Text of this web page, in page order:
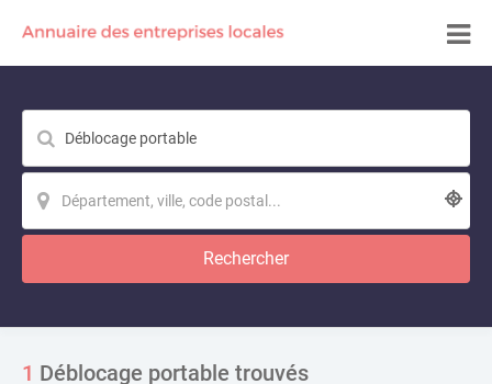
Rechercher
1 Déblocage portable trouvés